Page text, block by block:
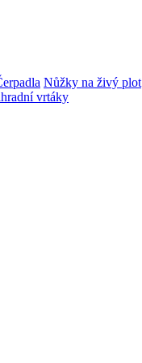
Nůžky na živý plot
vrtáky